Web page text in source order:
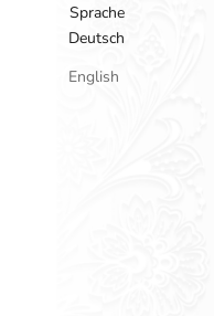
Sprache
Deutsch
English